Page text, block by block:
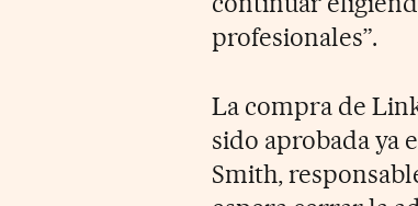
profesionales”.
La compra de
sido aprobada ya
Smith,